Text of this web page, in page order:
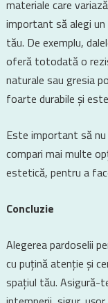
materiale care
important să alegi
tău. De exemplu,
oferă totodată o
naturale sau gresia
foarte durabile și
Este important să
compari mai multe
estetică, pentru a
Concluzie
Alegerea pardoselii
cu puțină atenție și
spațiul tău. Asigură-